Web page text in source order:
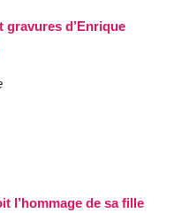
gravures d’Enrique
l’hommage de sa fille